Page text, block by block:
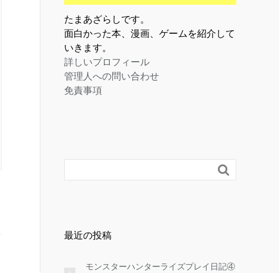
たまあざらしです。
面白かった本、漫画、ゲームを紹介して
いきます。
詳しいプロフィール
管理人への問い合わせ
免責事項

最近の投稿
モンスターハンターライズプレイ日記④